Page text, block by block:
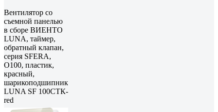
Вентилятор со
съемной панелью
в сборе ВИЕНТО
LUNA, таймер,
обратный клапан,
серия SFERA,
O100, пластик,
красный,
шарикоподшипник
LUNA SF 100СТК-
red